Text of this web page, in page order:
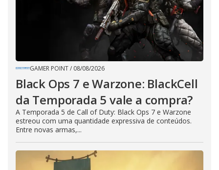
GAMER POINT/ 08/08/2026
Black Ops 7 e Warzone: BlackCell
da Temporada 5 vale a compra?
A Temporada 5 de Call of Duty: Black Ops 7 e Warzone
estreou com uma quantidade expressiva de conteúdos.
Entre novas armas,...